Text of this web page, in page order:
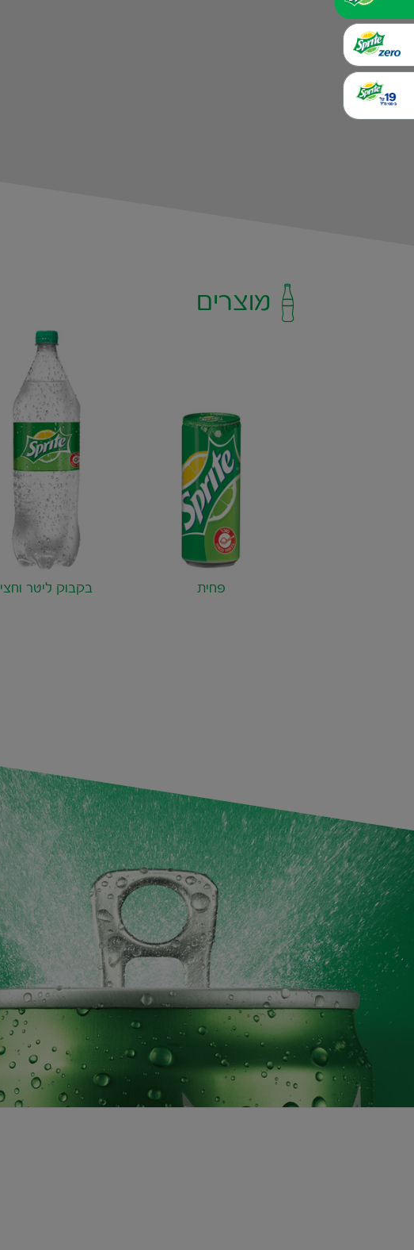
מוצרים
בקבוק ליטר וחצי פחית